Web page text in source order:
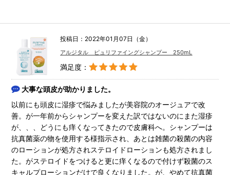
投稿日：2022年01月07日（金）
アルジタル ピュリファイングシャンプー 250mL
満足度：
大事な頭皮が助かりました。
以前にも頭皮に湿疹で悩みましたが美容院のオージュアで改
善。が一年前からシャンプーを変えた訳ではないのにまた湿疹
が、、、どうにも痒くなってきたので皮膚科へ。シャンプーは
抗真菌薬の物を使用する様指示され、あとは雑菌の殺菌の内容
のローションが処方されステロイドローションも処方されまし
た。がステロイドをつけると更に痒くなるので付けず殺菌のス
キャルプローションだけで良くなりました。が、やめて抗真菌